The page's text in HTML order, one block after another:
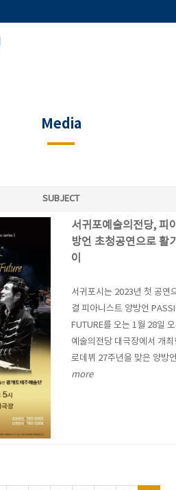
Media
SUBJECT
서귀포예술의전당, 피
방언 초청공연으로 활
이
서귀포시는 2023년 첫 공연
결 피아니스트 양방언
FUTURE를 오는 1월 28일
예술의전당 대극장에서 개
로데뷔 27주년을 맞은 양방
more